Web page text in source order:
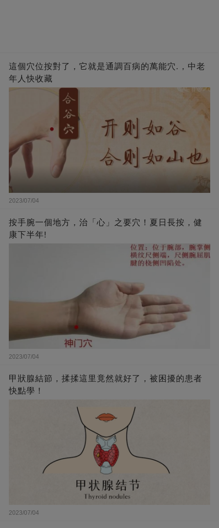
這個穴位按對了，它就是通調百病的萬能穴.，中老
年人快收藏
2023/07/04
按手腕一個地方，治「心」之要穴！夏日長按，健
康下半年!
2023/07/04
甲狀腺結節，揉揉這里竟然就好了，被困擾的患者
快點學！
2023/07/04